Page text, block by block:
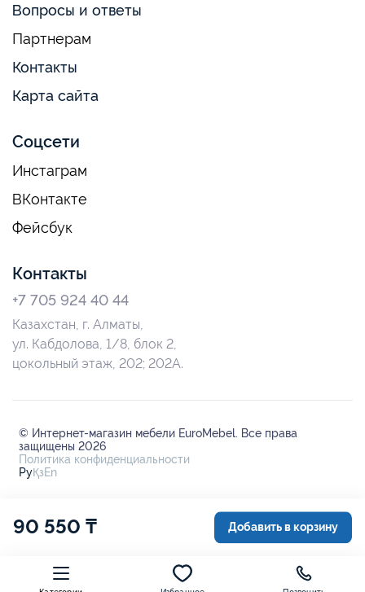
Вопросы и ответы
Партнерам
Контакты
Карта сайта
Соцсети
Инстаграм
ВКонтакте
Фейсбук
Контакты
+7 705 924 40 44
Казахстан, г. Алматы,
ул. Кабдолова, 1/8, блок 2,
цокольный этаж, 202; 202А.
© Интернет-магазин мебели EuroMebel. Все права
защищены 2026
Политика конфиденциальности
РуҚзEn
90 550 ₸ Добавить в корзину